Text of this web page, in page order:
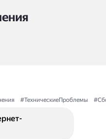
#ТехническиеПроблемы